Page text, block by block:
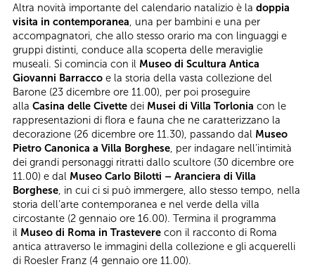
Altra novità importante del calendario natalizio è la doppia
visita in contemporanea, una per bambini e una per
accompagnatori, che allo stesso orario ma con linguaggi e
gruppi distinti, conduce alla scoperta delle meraviglie
museali. Si comincia con il Museo di Scultura Antica
Giovanni Barracco e la storia della vasta collezione del
Barone (23 dicembre ore 11.00), per poi proseguire
alla Casina delle Civette dei Musei di Villa Torlonia con le
rappresentazioni di flora e fauna che ne caratterizzano la
decorazione (26 dicembre ore 11.30), passando dal Museo
Pietro Canonica a Villa Borghese, per indagare nell’intimità
dei grandi personaggi ritratti dallo scultore (30 dicembre ore
11.00) e dal Museo Carlo Bilotti – Aranciera di Villa
Borghese, in cui ci si può immergere, allo stesso tempo, nella
storia dell’arte contemporanea e nel verde della villa
circostante (2 gennaio ore 16.00). Termina il programma
il Museo di Roma in Trastevere con il racconto di Roma
antica attraverso le immagini della collezione e gli acquerelli
di Roesler Franz (4 gennaio ore 11.00).